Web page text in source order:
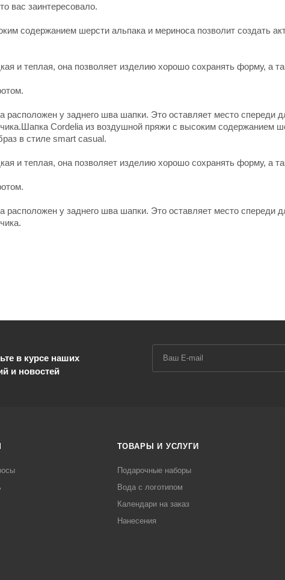
вас заинтересовало.
содержанием шерсти альпака и мериноса позволит создать
и теплая, она позволяет изделию хорошо сохранять форму, а
у заднего шва шапки. Это оставляет место спереди
Cordelia из воздушной пряжи с высоким содержанием
в стиле smart casual.
и теплая, она позволяет изделию хорошо сохранять форму, а
у заднего шва шапки. Это оставляет место спереди
в курсе наших
и новостей
ТОВАРЫ И УСЛУГИ
Подарочные наборы
Вода с логотипом
Календари на заказ
Нанесения